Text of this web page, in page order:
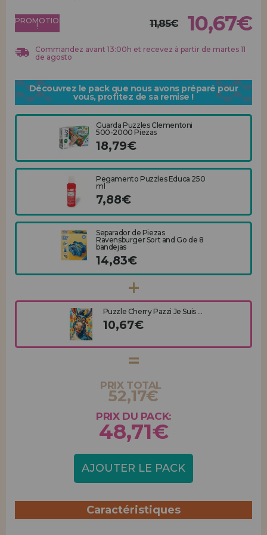
ENREGISTREMENT DISTRIBUTEUR
PROMOTION
! 11,85€ 10,67€
Commandez avant 13:00h et recevez à partir de martes 11
de agosto
Découvrez le pack que nous avons préparé pour
vous, profitez de sa remise !
Guarda Puzzles Clementoni
500-2000 Piezas
18,79€
Pegamento Puzzles Educa 250
ml
7,88€
Separador de Piezas
Ravensburger Sort and Go de 8
bandejas
14,83€
Puzzle Cherry Pazzi Je Suis ...
10,67€
PRIX TOTAL
52,17€
PRIX DU PACK:
48,71€
AJOUTER LE PACK
Caractéristiques